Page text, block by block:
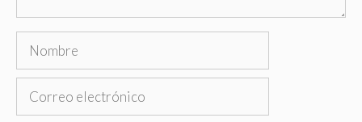
Nombre
Correo